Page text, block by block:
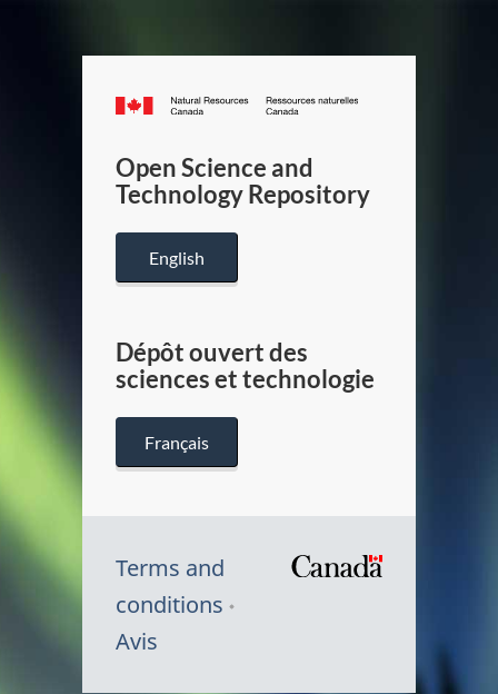
Canada.ca
/
Canada
Open Science and
Technology Repository
English
Dépôt ouvert des
sciences et technologie
Français
Terms and
conditions
Avis